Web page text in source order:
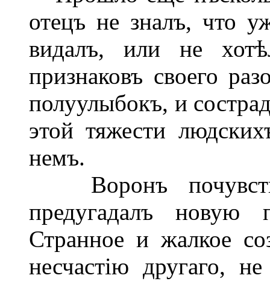
отецъ не зналъ, что
видалъ, или не
признаковъ своего
полуулыбокъ, и
этой тяжести
немъ.
Воронъ
предугадалъ новую
Странное и жалкое
несчастію другаго,